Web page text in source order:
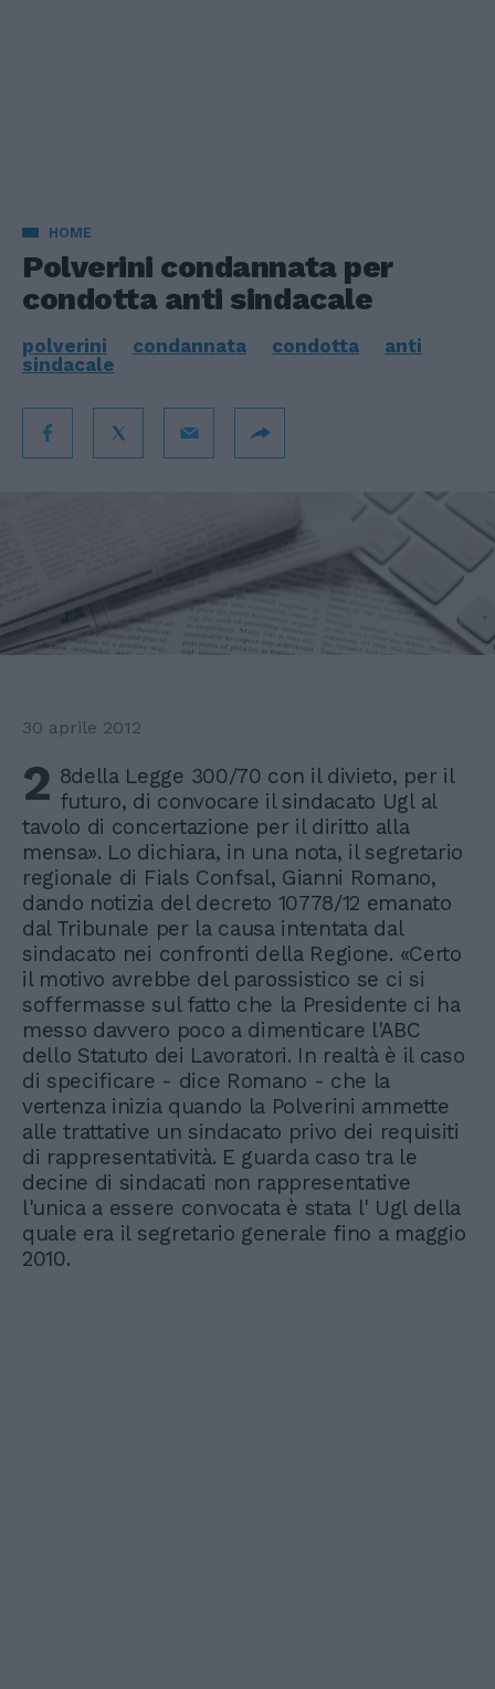
HOME
Polverini condannata per
condotta anti sindacale
polverini condannata condotta
anti
sindacale
30 aprile 2012
2 8della Legge 300/70 con il divieto, per il
futuro, di convocare il sindacato Ugl al
tavolo di concertazione per il diritto alla
mensa». Lo dichiara, in una nota, il segretario
regionale di Fials Confsal, Gianni Romano,
dando notizia del decreto 10778/12 emanato
dal Tribunale per la causa intentata dal
sindacato nei confronti della Regione. «Certo
il motivo avrebbe del parossistico se ci si
soffermasse sul fatto che la Presidente ci ha
messo davvero poco a dimenticare l'ABC
dello Statuto dei Lavoratori. In realtà è il caso
di specificare - dice Romano - che la
vertenza inizia quando la Polverini ammette
alle trattative un sindacato privo dei requisiti
di rappresentatività. E guarda caso tra le
decine di sindacati non rappresentative
l'unica a essere convocata è stata l' Ugl della
quale era il segretario generale fino a maggio
2010.